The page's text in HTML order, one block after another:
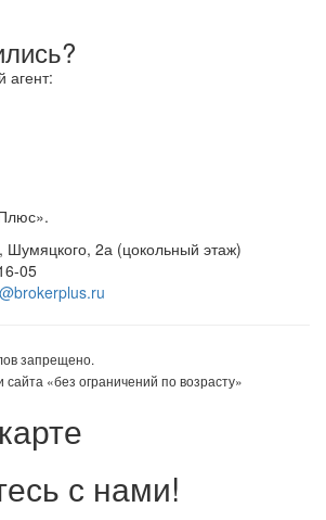
агент:
Шумяцкого, 2а (цокольный этаж)
05
запрещено.
«без ограничений по возрасту»
с нами!